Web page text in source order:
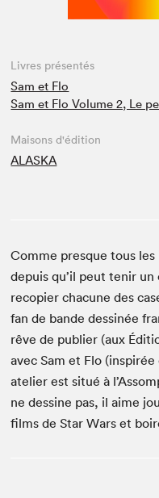
Livres présentés
Sam et Flo
Sam et Flo Volume 2, Le
Maisons d'édition
ALASKA
Comme presque tous
depuis qu’il peut tenir un
recopier chacune des
fan de bande dessinée
rêve de publier (aux
avec Sam et Flo
atelier est situé à
ne dessine pas, il aime
films de Star Wars et